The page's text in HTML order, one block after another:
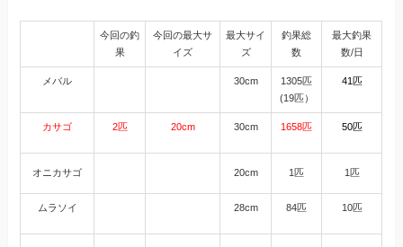
今回の釣
果
今回の最大サ
イズ
最大サイ
ズ
釣果総
数
最大釣果
数/日
メバル 30cm
1305匹
(19匹）
41匹
カサゴ 2匹 20cm 30cm 1658匹 50匹
オニカサゴ 20cm 1匹 1匹
ムラソイ 28cm 84匹 10匹